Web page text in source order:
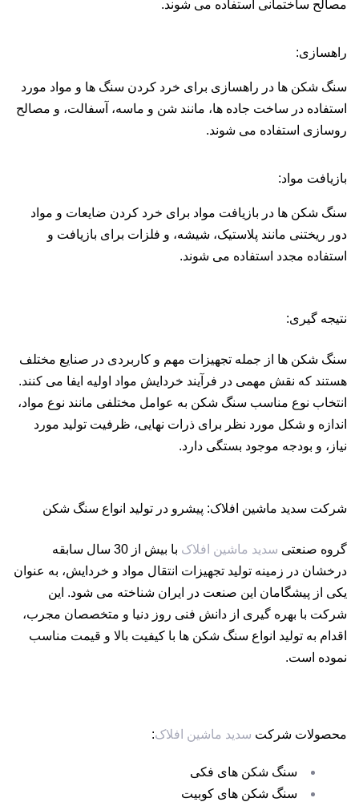
مصالح ساختمانی استفاده می شوند.
راهسازی:
سنگ شکن ها در راهسازی برای خرد کردن سنگ ها و مواد مورد
استفاده در ساخت جاده ها، مانند شن و ماسه، آسفالت، و مصالح
روسازی استفاده می شوند.
بازیافت مواد:
سنگ شکن ها در بازیافت مواد برای خرد کردن ضایعات و مواد
دور ریختنی مانند پلاستیک، شیشه، و فلزات برای بازیافت و
استفاده مجدد استفاده می شوند.
نتیجه گیری:
سنگ شکن ها از جمله تجهیزات مهم و کاربردی در صنایع مختلف
هستند که نقش مهمی در فرآیند خردایش مواد اولیه ایفا می کنند.
انتخاب نوع مناسب سنگ شکن به عوامل مختلفی مانند نوع مواد،
اندازه و شکل مورد نظر برای ذرات نهایی، ظرفیت تولید مورد
نیاز، و بودجه موجود بستگی دارد.
شرکت سدید ماشین افلاک: پیشرو در تولید انواع سنگ شکن
گروه صنعتی سدید ماشین افلاک
با بیش از 30 سال سابقه
درخشان در زمینه تولید تجهیزات انتقال مواد و خردایش، به عنوان
یکی از پیشگامان این صنعت در ایران شناخته می شود. این
شرکت با بهره گیری از دانش فنی روز دنیا و متخصصان مجرب،
اقدام به تولید انواع سنگ شکن ها با کیفیت بالا و قیمت مناسب
نموده است.
محصولات شرکت سدید ماشین افلاک:
سنگ شکن های فکی
سنگ شکن های کوبیت